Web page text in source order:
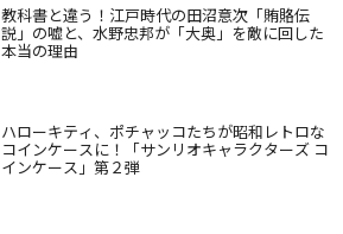
教科書と違う！江戸時代の田沼意次「賄賂伝
説」の嘘と、水野忠邦が「大奥」を敵に回した
本当の理由
ハローキティ、ポチャッコたちが昭和レトロな
コインケースに！「サンリオキャラクターズ コ
インケース」第２弾